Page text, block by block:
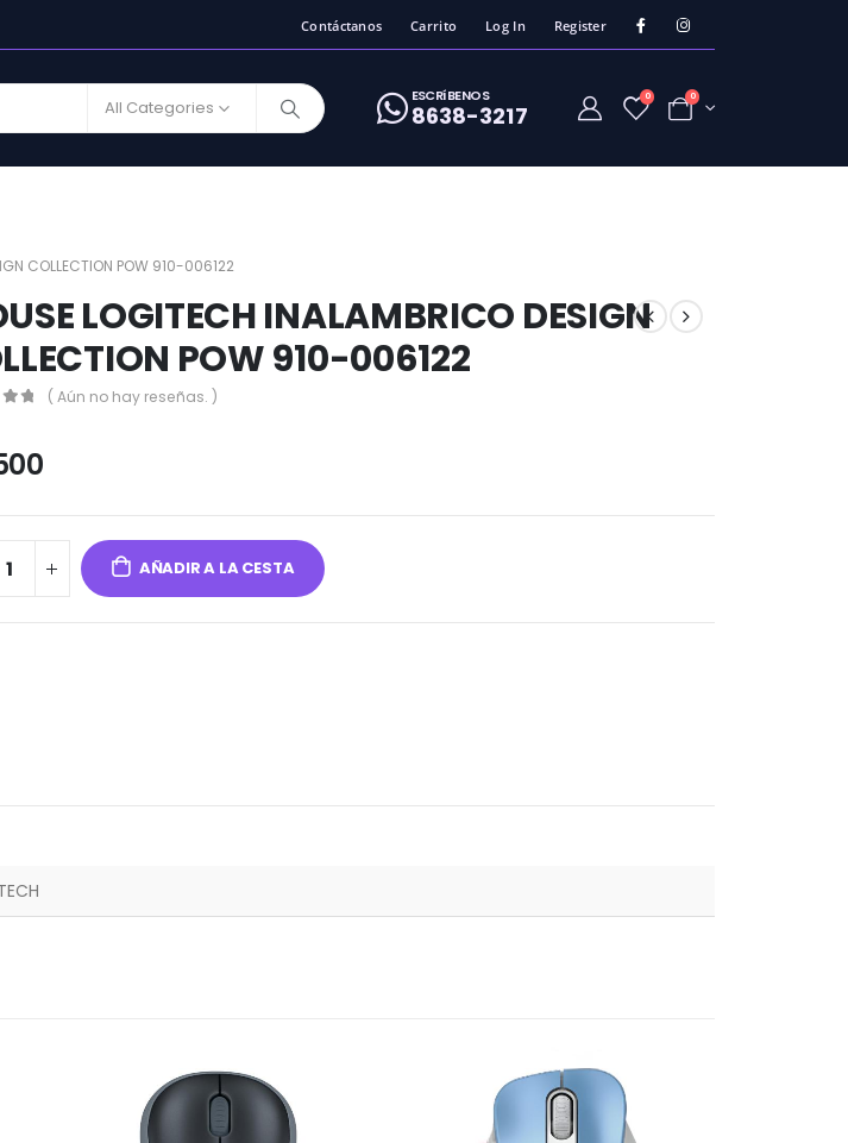
Contáctanos Carrito Log In Register
All Categories
ESCRíBENOS
8638-3217
0 0
COLLECTION POW 910-006122
LOGITECH INALAMBRICO DESIGN
POW 910-006122
( Aún no hay reseñas. )
AÑADIR A LA CESTA